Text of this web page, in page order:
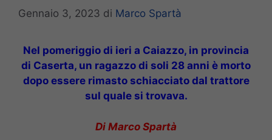
Gennaio 3, 2023 di Marco Spartà
Nel pomeriggio di ieri a Caiazzo, in provincia
di Caserta, un ragazzo di soli 28 anni è morto
dopo essere rimasto schiacciato dal trattore
sul quale si trovava.
Di Marco Spartà